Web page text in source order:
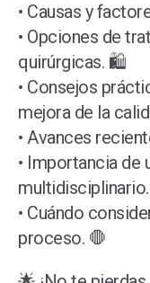
• Causas y
• Opciones de
quirúrgicas. 🛍️
• Consejos
mejora de la
• Avances
• Importancia de
• Cuándo
proceso. 🛑